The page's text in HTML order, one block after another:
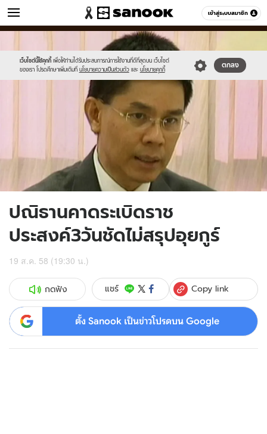
เข้าสู่ระบบสมาชิก
ข่าว หมวดอื่นๆ
เว็บไซต์นี้ใช้คุกกี้ เพื่อให้ท่านได้รับประสบการณ์การใช้งานที่ดีที่สุดบน เว็บไซต์
ของเรา โปรดศึกษาเพิ่มเติมที่ นโยบายความเป็นส่วนตัว และ นโยบายคุกกี้
ตกลง
//s.isanook.com/sr/0/images/logo-
new-
sanook.png
//s.isanook.com/ns/0/ud/370/1850662/640224-
01.jpg
ปณิธานคาดระเบิดราช
ประสงค์3วันชัดไม่สรุปอุยกูร์
19 ส.ค. 58 (19:30 น.)
กดฟัง แชร์ Copy link
ตั้ง Sanook เป็นข่าวโปรดบน Google